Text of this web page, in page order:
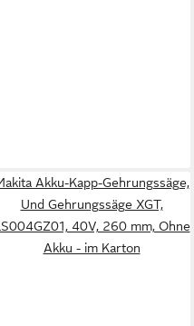
Akku-Kapp-Gehrungssäge,
Und Gehrungssäge XGT,
40V, 260 mm, Ohne
Akku - im Karton